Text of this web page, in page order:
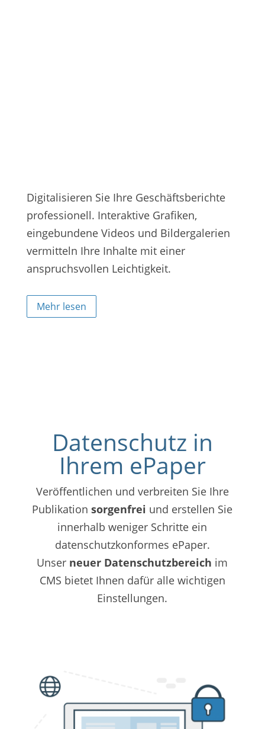
Digitalisieren Sie Ihre Geschäftsberichte
professionell. Interaktive Grafiken,
eingebundene Videos und Bildergalerien
vermitteln Ihre Inhalte mit einer
anspruchsvollen Leichtigkeit.
Mehr lesen
Datenschutz in
Ihrem ePaper
Veröffentlichen und verbreiten Sie Ihre
Publikationsorgenfrei und erstellen Sie
innerhalb weniger Schritte ein
datenschutzkonformes ePaper.
Unser neuer Datenschutzbereich im
CMS bietet Ihnen dafür alle wichtigen
Einstellungen.